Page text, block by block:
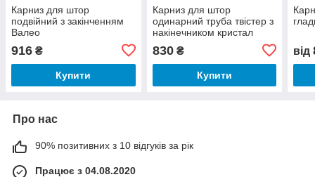
Карниз для штор
подвійний з закінченням
Валео
916 ₴
Купити
Карниз для штор
одинарний труба твістер з
накінечником кристал
830₴
Купити
від
Про нас
90% позитивних з 10 відгуків за рік
Працює з 04.08.2020